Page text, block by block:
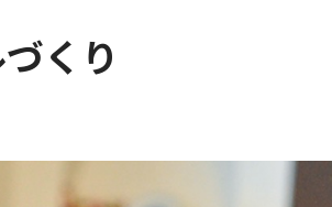
くり